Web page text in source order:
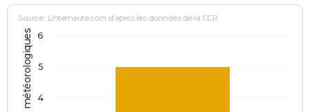
Source : Linternaute.com d'après les données de la CCR
4
5
6